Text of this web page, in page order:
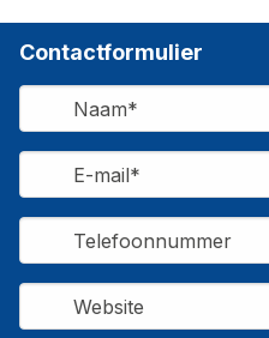
Contactformulier